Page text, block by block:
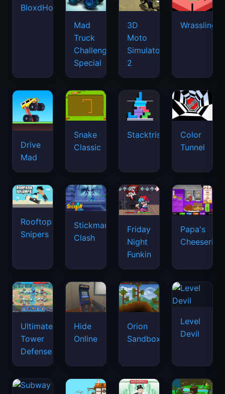
BloxdHop.io
Mad
Truck
Challenge
Special
3D
Moto
Simulator
2
Wrassling
Drive
Mad
Snake
Classic
Stacktris
Color
Tunnel
Rooftop
Snipers
Stickman
Clash
Friday
Night
Funkin
Papa's
Cheeseria
Ultimate
Tower
Defense
Hide
Online
Orion
Sandbox
Level
Devil